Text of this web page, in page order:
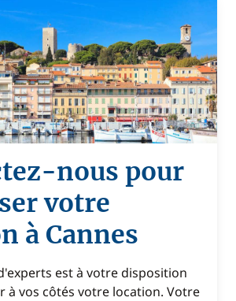
nous pour
votre
à Cannes
est à votre disposition
à vos côtés votre location. Votre